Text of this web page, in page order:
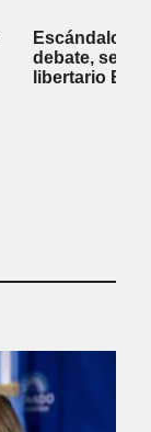
Escándalo
debate, se
libertario